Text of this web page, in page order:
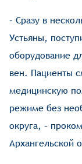
– Сразу в
Устьяны,
оборудование
вен. Пациенты
медицинскую
режиме без
округа, –
Архангельской